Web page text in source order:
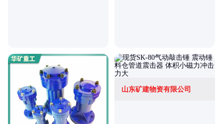
山东矿建物资有限公司